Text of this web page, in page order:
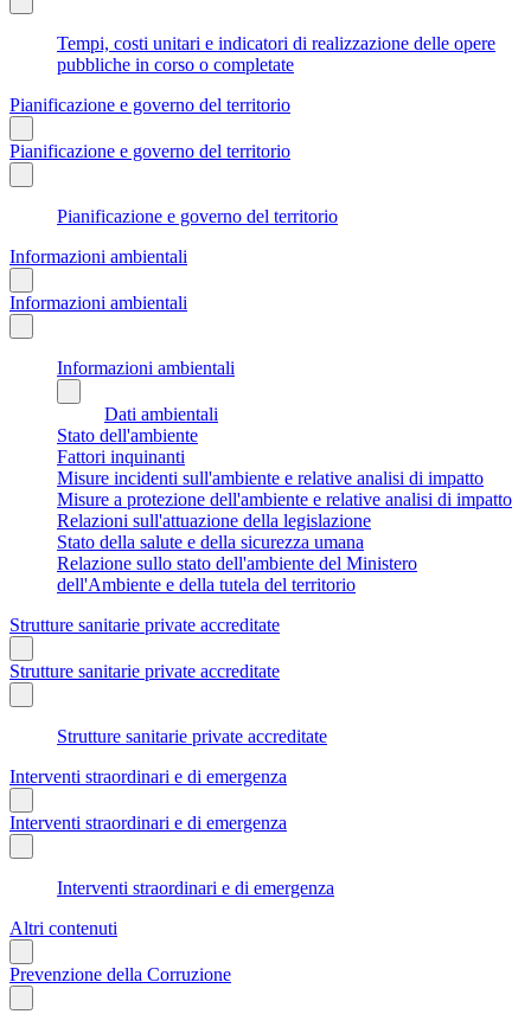
Tempi, costi unitari e indicatori di realizzazione delle opere
pubbliche in corso o completate
Pianificazione e governo del territorio
Pianificazione e governo del territorio
Pianificazione e governo del territorio
Informazioni ambientali
Informazioni ambientali
Informazioni ambientali
Dati ambientali
Stato dell'ambiente
Fattori inquinanti
Misure incidenti sull'ambiente e relative analisi di impatto
Misure a protezione dell'ambiente e relative analisi di impatto
Relazioni sull'attuazione della legislazione
Stato della salute e della sicurezza umana
Relazione sullo stato dell'ambiente del Ministero
dell'Ambiente e della tutela del territorio
Strutture sanitarie private accreditate
Strutture sanitarie private accreditate
Strutture sanitarie private accreditate
Interventi straordinari e di emergenza
Interventi straordinari e di emergenza
Interventi straordinari e di emergenza
Altri contenuti
Prevenzione della Corruzione